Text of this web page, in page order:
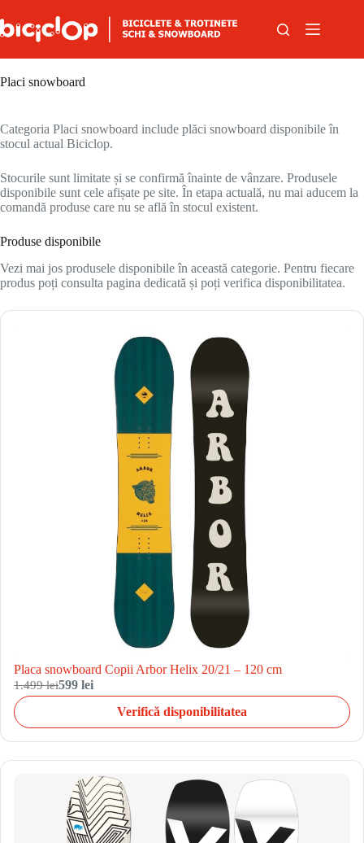
Placi snowboard
Categoria Placi snowboard include plăci snowboard disponibile în
stocul actual Biciclop.
Stocurile sunt limitate și se confirmă înainte de vânzare. Produsele
disponibile sunt cele afișate pe site. În etapa actuală, nu mai aducem la
comandă produse care nu se află în stocul existent.
Produse disponibile
Vezi mai jos produsele disponibile în această categorie. Pentru fiecare
produs poți consulta pagina dedicată și poți verifica disponibilitatea.
Placa snowboard Copii Arbor Helix 20/21 – 120 cm
1.499 lei599 lei
Verifică disponibilitatea